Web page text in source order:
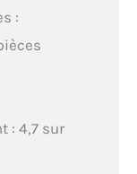
:
: 4,7 sur